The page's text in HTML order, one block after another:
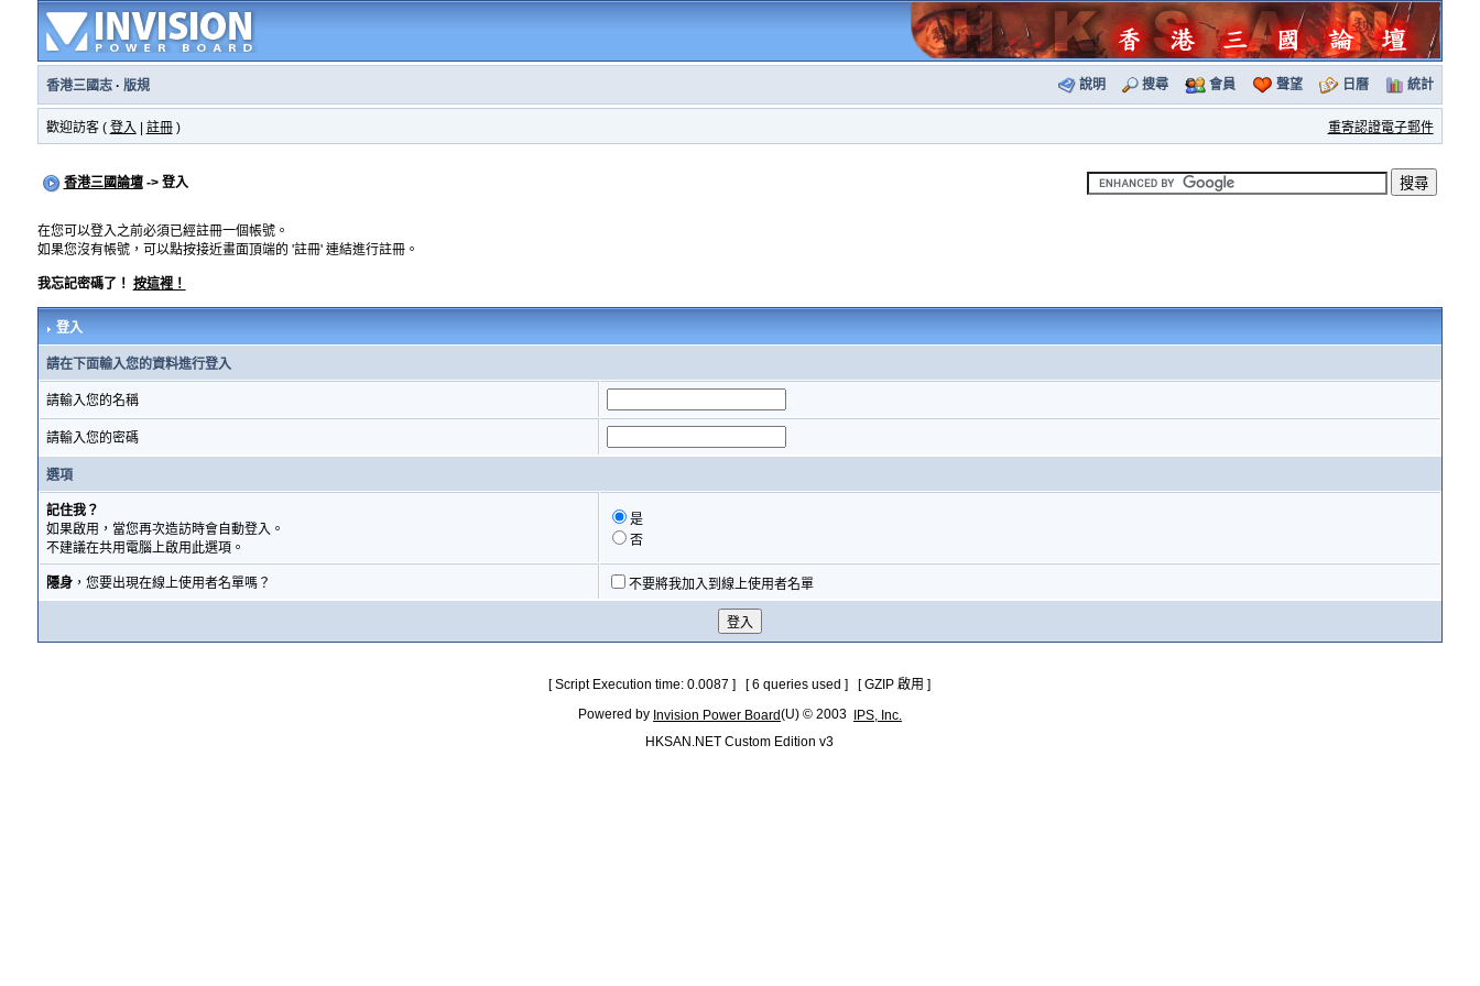
香港三國志· 版規 說明 搜尋 會員 聲望 日曆 統計
歡迎訪客 ( 登入 註冊) 重寄認證電子郵件
香港三國論壇-> 登入
在您可以登入之前必須已經註冊一個帳號。
如果您沒有帳號，可以點按接近畫面頂端的 '註冊' 連結進行註冊。
我忘記密碼了！ 按這裡！
登入
請在下面輸入您的資料進行登入
請輸入您的名稱
請輸入您的密碼
選項
記住我？
如果啟用，當您再次造訪時會自動登入。
不建議在共用電腦上啟用此選項。
是
否
隱身，您要出現在線上使用者名單嗎？ 不要將我加入到線上使用者名單
[ Script Execution time: 0.0087 ] [ 6 queries used ] [ GZIP 啟用 ]
Powered by Invision Power Board(U) © 2003
IPS, Inc.
HKSAN.NET Custom Edition v3